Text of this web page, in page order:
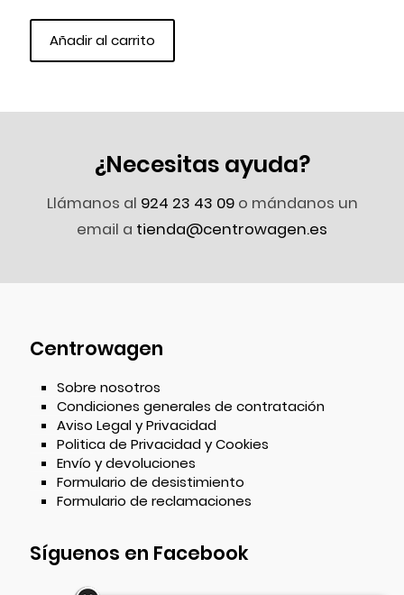
Añadir al carrito
¿Necesitas ayuda?
Llámanos al 924 23 43 09o mándanos un
email a tienda@centrowagen.es
Centrowagen
Sobre nosotros
Condiciones generales de contratación
Aviso Legal y Privacidad
Politica de Privacidad y Cookies
Envío y devoluciones
Formulario de desistimiento
Formulario de reclamaciones
Síguenos en Facebook